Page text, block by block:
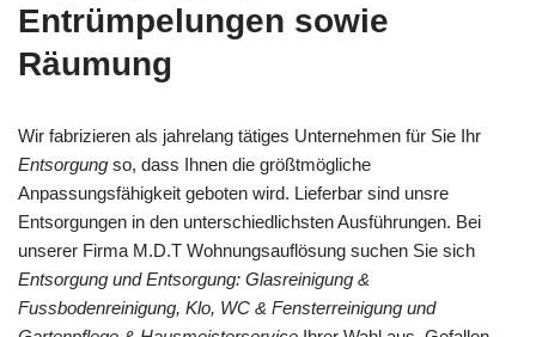
Entrümpelungen sowie
Räumung
Wir fabrizieren als jahrelang tätiges Unternehmen für Sie Ihr
Entsorgung so, dass Ihnen die größtmögliche
Anpassungsfähigkeit geboten wird. Lieferbar sind unsre
Entsorgungen in den unterschiedlichsten Ausführungen. Bei
unserer Firma M.D.T Wohnungsauflösung suchen Sie sich
Entsorgung und Entsorgung: Glasreinigung &
Fussbodenreinigung, Klo, WC & Fensterreinigung und